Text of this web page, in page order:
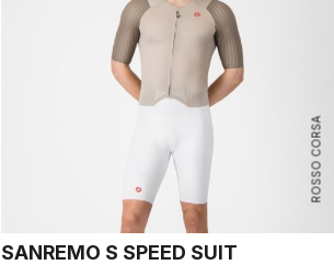
ROSSO CORSA
SANREMO S SPEED SUIT